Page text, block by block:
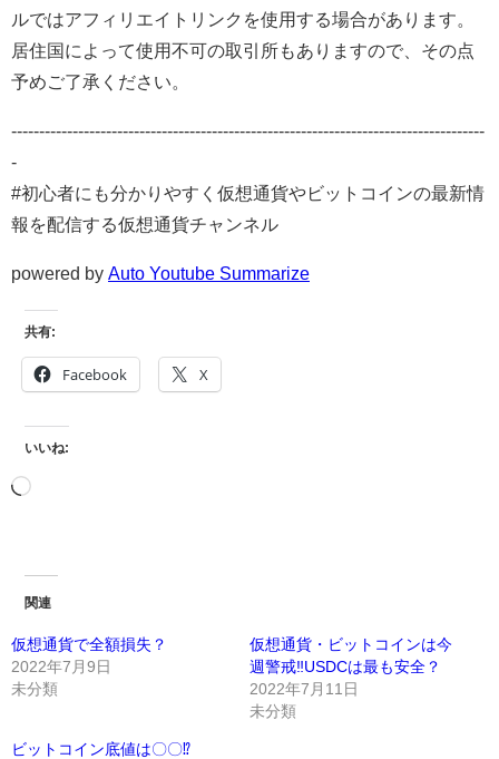
ルではアフィリエイトリンクを使用する場合があります。
居住国によって使用不可の取引所もありますので、その点
予めご了承ください。
-------------------------------------------------------------------------------------
-
#初心者にも分かりやすく仮想通貨やビットコインの最新情
報を配信する仮想通貨チャンネル
powered by Auto Youtube Summarize
共有:
Facebook X
いいね:
関連
仮想通貨で全額損失？
2022年7月9日
未分類
仮想通貨・ビットコインは今
週警戒‼️USDCは最も安全？
2022年7月11日
未分類
ビットコイン底値は〇〇⁉️